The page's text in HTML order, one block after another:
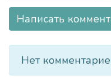
Написать
Нет